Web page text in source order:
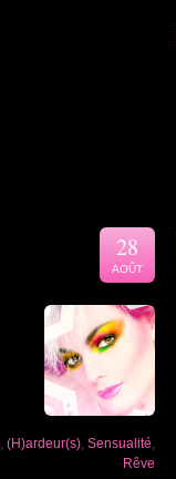
28
AOÛT
(H)ardeur(s) Sensualité
Rêve